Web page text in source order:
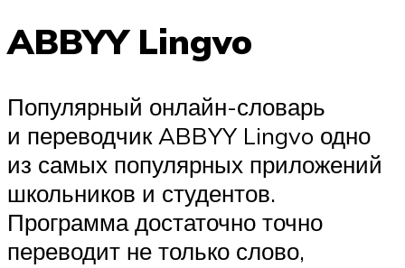
ABBYY Lingvo
Популярный онлайн-словарь
и переводчик ABBYY Lingvo одно
из самых популярных приложений
школьников и студентов.
Программа достаточно точно
переводит не только слово,